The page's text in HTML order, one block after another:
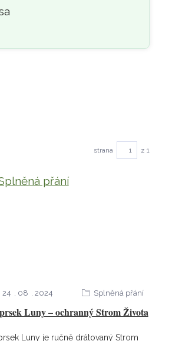
strana z 1
Luny – ochranný Strom Života
24 08 2024 Splněná přání
Luny je ručně drátovaný Strom